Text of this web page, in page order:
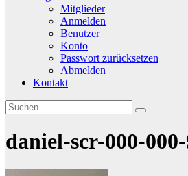
Mitglieder
Anmelden
Benutzer
Konto
Passwort zurücksetzen
Abmelden
Kontakt
daniel-scr-000-